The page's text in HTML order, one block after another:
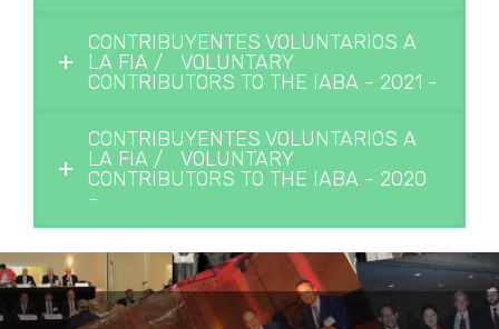
CONTRIBUYENTES VOLUNTARIOS A
LA FIA / VOLUNTARY
CONTRIBUTORS TO THE IABA - 2021 -
CONTRIBUYENTES VOLUNTARIOS A
LA FIA / VOLUNTARY
CONTRIBUTORS TO THE IABA - 2020
-